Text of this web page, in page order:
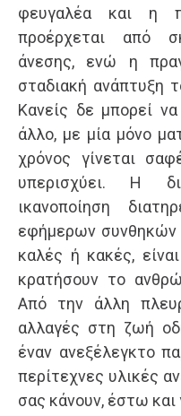
φευγαλέα και η
προέρχεται από
άνεσης, ενώ η
σταδιακή ανάπτυξη
Κανείς δε μπορεί
άλλο, με μία μόνο
χρόνος γίνεται
υπερισχύει. Η
ικανοποίηση
εφήμερων συνθηκών
καλές ή κακές,
κρατήσουν το
Από την άλλη
αλλαγές στη ζωή
έναν ανεξέλεγκτο
περίτεχνες υλικές
σας κάνουν, έστω και